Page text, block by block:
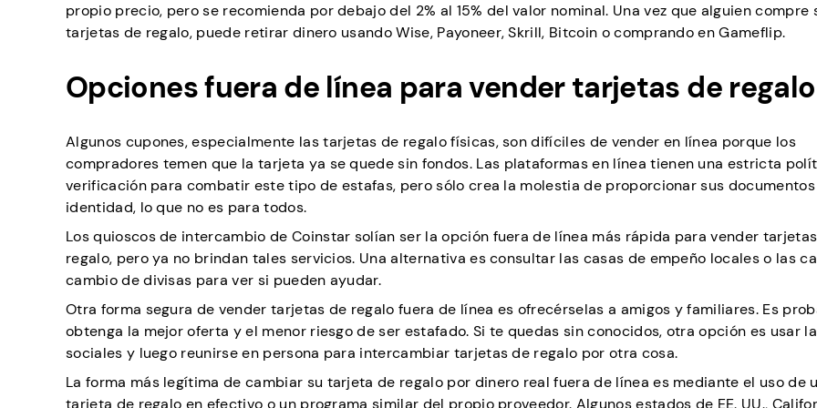
propio precio, pero se recomienda por debajo del 2% al 15% del valor nominal. Una vez que alguien compre
tarjetas de regalo, puede retirar dinero usando Wise, Payoneer, Skrill, Bitcoin o comprando en Gameflip.
Opciones fuera de línea para vender tarjetas de regalo
Algunos cupones, especialmente las tarjetas de regalo físicas, son difíciles de vender en línea porque los
compradores temen que la tarjeta ya se quede sin fondos. Las plataformas en línea tienen una estricta
verificación para combatir este tipo de estafas, pero sólo crea la molestia de proporcionar sus
identidad, lo que no es para todos.
Los quioscos de intercambio de Coinstar solían ser la opción fuera de línea más rápida para vender
regalo, pero ya no brindan tales servicios. Una alternativa es consultar las casas de empeño locales o las
cambio de divisas para ver si pueden ayudar.
Otra forma segura de vender tarjetas de regalo fuera de línea es ofrecérselas a amigos y familiares. Es
obtenga la mejor oferta y el menor riesgo de ser estafado. Si te quedas sin conocidos, otra opción es usar
sociales y luego reunirse en persona para intercambiar tarjetas de regalo por otra cosa.
La forma más legítima de cambiar su tarjeta de regalo por dinero real fuera de línea es mediante el uso de
tarjeta de regalo en efectivo o un programa similar del propio proveedor. Algunos estados de EE. UU.,